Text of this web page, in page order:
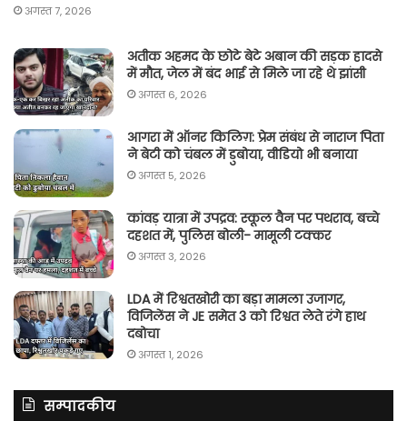
अगस्त 7, 2026
अतीक अहमद के छोटे बेटे अबान की सड़क हादसे
में मौत, जेल में बंद भाई से मिले जा रहे थे झांसी
अगस्त 6, 2026
आगरा में ऑनर किलिग़: प्रेम संबंध से नाराज पिता
ने बेटी को चंबल में डुबोया, वीडियो भी बनाया
अगस्त 5, 2026
कांवड़ यात्रा में उपद्रव: स्कूल वैन पर पथराव, बच्चे
दहशत में, पुलिस बोली- मामूली टक्कर
अगस्त 3, 2026
LDA में रिश्वतखोरी का बड़ा मामला उजागर,
विजिलेंस ने JE समेत 3 को रिश्वत लेते रंगे हाथ
दबोचा
अगस्त 1, 2026
सम्पादकीय